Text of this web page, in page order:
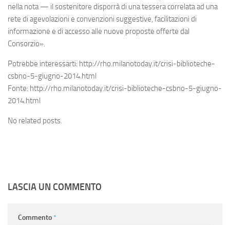
nella nota — il sostenitore disporrà di una tessera correlata ad una
rete di agevolazioni e convenzioni suggestive, facilitazioni di
informazione e di accesso alle nuove proposte offerte dal
Consorzio».
Potrebbe interessarti: http://rho.milanotoday.it/crisi-biblioteche-
csbno-5-giugno-2014.html
Fonte: http://rho.milanotoday.it/crisi-biblioteche-csbno-5-giugno-
2014.html
No related posts.
LASCIA UN COMMENTO
Commento *